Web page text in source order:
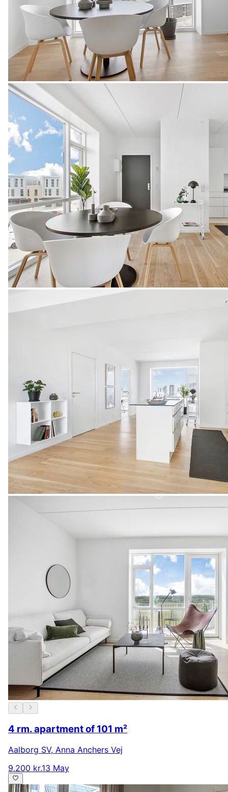
4 rm. apartment of 101 m²
Aalborg SV, Anna Anchers Vej
9.200 kr.13 May